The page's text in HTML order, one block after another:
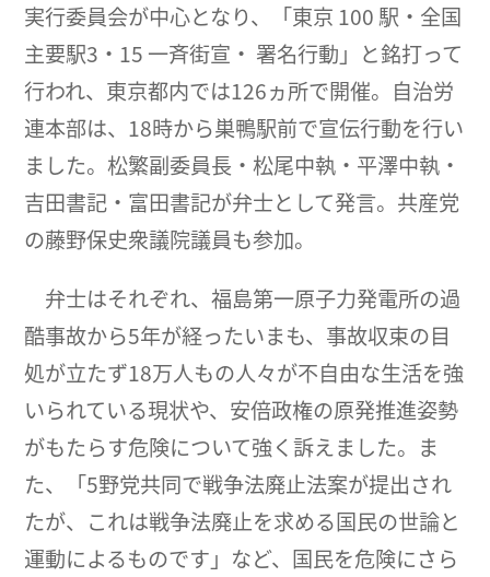
実行委員会が中心となり、「東京 100 駅・全国
主要駅3・15 一斉街宣・ 署名行動」と銘打って
行われ、東京都内では126ヵ所で開催。自治労
連本部は、18時から巣鴨駅前で宣伝行動を行い
ました。松繁副委員長・松尾中執・平澤中執・
吉田書記・富田書記が弁士として発言。共産党
の藤野保史衆議院議員も参加。
弁士はそれぞれ、福島第一原子力発電所の過
酷事故から5年が経ったいまも、事故収束の目
処が立たず18万人もの人々が不自由な生活を強
いられている現状や、安倍政権の原発推進姿勢
がもたらす危険について強く訴えました。ま
た、「5野党共同で戦争法廃止法案が提出され
たが、これは戦争法廃止を求める国民の世論と
運動によるものです」など、国民を危険にさら